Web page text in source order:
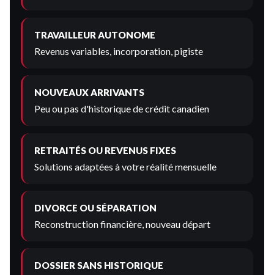
TRAVAILLEUR AUTONOME
Revenus variables, incorporation, pigiste
NOUVEAUX ARRIVANTS
Peu ou pas d'historique de crédit canadien
RETRAITÉS OU REVENUS FIXES
Solutions adaptées à votre réalité mensuelle
DIVORCE OU SÉPARATION
Reconstruction financière, nouveau départ
DOSSIER SANS HISTORIQUE